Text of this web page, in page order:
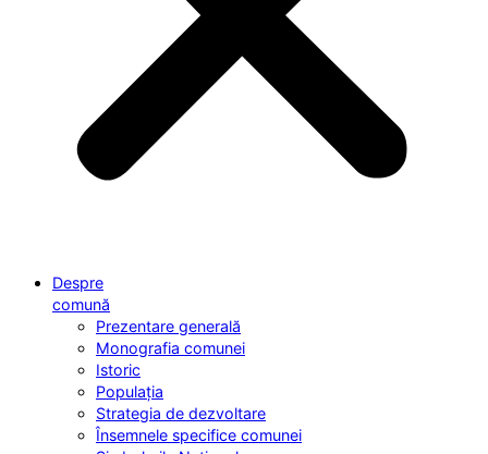
Despre
comună
Prezentare generală
Monografia comunei
Istoric
Populația
Strategia de dezvoltare
Însemnele specifice comunei